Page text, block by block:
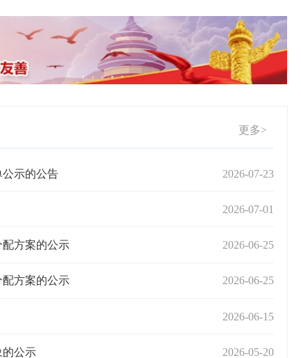
更多>
示的公告 2026-07-23
2026-07-01
配方案的公示 2026-06-25
配方案的公示 2026-06-25
2026-06-15
的公示 2026-05-20